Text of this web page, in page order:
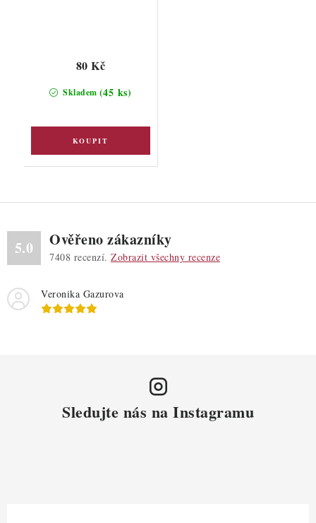
Skladem (45 ks)
80 Kč
5.0 Ověřeno zákazníky
7408 recenzí. Zobrazit všechny recenze
Veronika Gazurova
Sledujte nás na Instagramu